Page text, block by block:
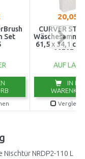
Set
20,05 €
CURVER
61,5 x 34,1
00707-
AUF
IN
NRDP2-110 L